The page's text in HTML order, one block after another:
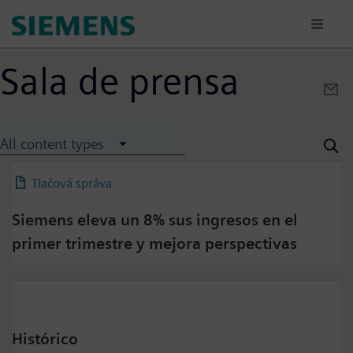
na
obsah
Sala de prensa
All content types
Tlačová správa
Siemens eleva un 8% sus ingresos en el
primer trimestre y mejora perspectivas
Histórico